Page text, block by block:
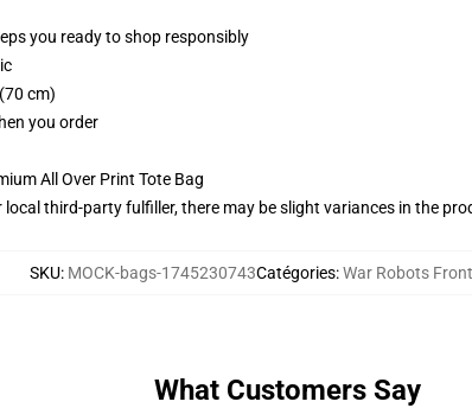
you ready to shop responsibly
cm)
you order
All Over Print Tote Bag
third-party fulfiller, there may be slight variances in the
SKU: MOCK-bags-1745230743Catégories:War Robots
What Customers Say